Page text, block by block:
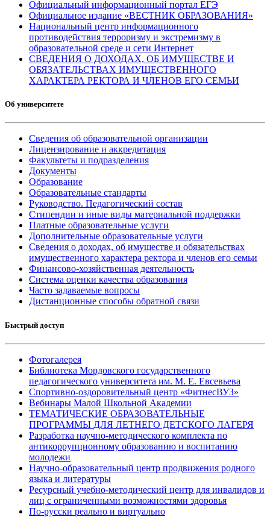
Официальный информационный портал ЕГЭ
Официальное издание «ВЕСТНИК ОБРАЗОВАНИЯ»
Национальный центр информационного
противодействия терроризму и экстремизму в
образовательной среде и сети Интернет
СВЕДЕНИЯ О ДОХОДАХ, ОБ ИМУЩЕСТВЕ И
ОБЯЗАТЕЛЬСТВАХ ИМУЩЕСТВЕННОГО
ХАРАКТЕРА РЕКТОРА И ЧЛЕНОВ ЕГО СЕМЬИ
Об университете
Сведения об образовательной организации
Лицензирование и аккредитация
Факультеты и подразделения
Документы
Образование
Образовательные стандарты
Руководство. Педагогический состав
Стипендии и иные виды материальной поддержки
Платные образовательные услуги
Дополнительные образовательные услуги
Сведения о доходах, об имуществе и обязательствах
имущественного характера ректора и членов его семьи
Финансово-хозяйственная деятельность
Система оценки качества образования
Часто задаваемые вопросы
Дистанционные способы обратной связи
Быстрый доступ
Фотогалерея
Библиотека Мордовского государственного
педагогического университета им. М. Е. Евсевьева
Спортивно-оздоровительный центр «ФитнесВУЗ»
Вебинары Малой Школьной Академии
ТЕМАТИЧЕСКИЕ ОБРАЗОВАТЕЛЬНЫЕ
ПРОГРАММЫ ДЛЯ ЛЕТНЕГО ДЕТСКОГО ЛАГЕРЯ
Разработка научно-методического комплекта по
антикоррупционному образованию и воспитанию
молодежи
Научно-образовательный центр продвижения родного
языка и литературы
Ресурсный учебно-методический центр для инвалидов и
лиц с ограниченными возможностями здоровья
По-русски реально и виртуально